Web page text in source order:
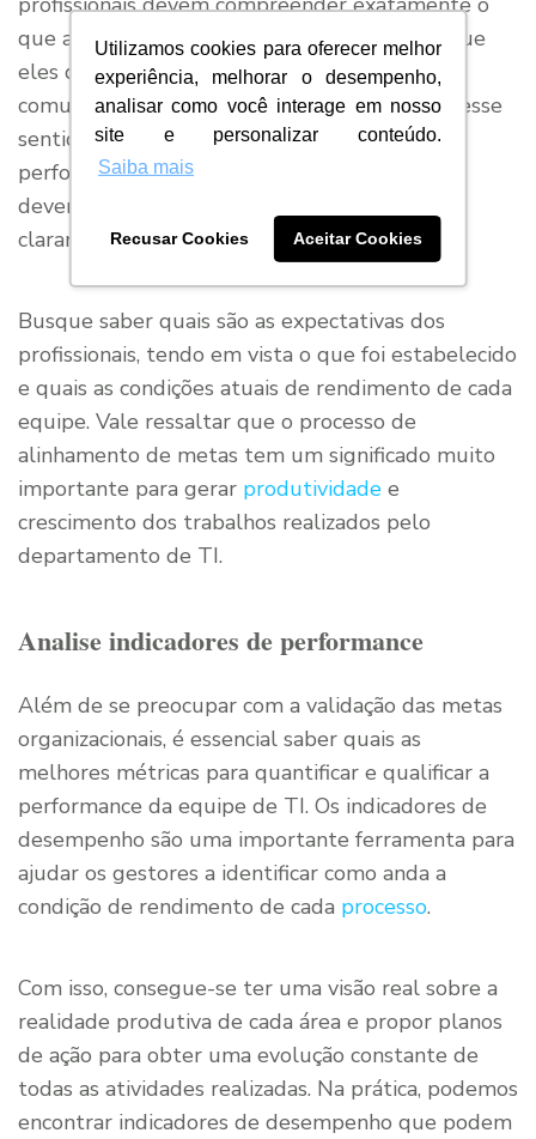
Utilizamos cookies para oferecer melhor
experiência, melhorar o desempenho,
analisar como você interage em nosso
site e personalizar conteúdo.
Saiba mais
Recusar Cookies Aceitar Cookies
que a instituição espera deles, bem como o que
eles devem esperar dela. Tudo precisa ser
comunicado de forma clara e transparente. Nesse
sentido, para pôr em prática agestãode
performance do setor de TI, os colaboradores
devem ter os planos, metas e objetivos
claramente alinhados com seus superiores.
Busque saber quais são as expectativas dos
profissionais, tendo em vista o que foi estabelecido
e quais as condições atuais de rendimento de cada
equipe. Vale ressaltar que o processo de
alinhamento de metas tem um significado muito
importante para gerar produtividade e
crescimento dos trabalhos realizados pelo
departamento de TI.
Analise indicadores de performance
Além de se preocupar com a validação das metas
organizacionais, é essencial saber quais as
melhores métricas para quantificar e qualificar a
performance da equipe de TI. Os indicadores de
desempenho são uma importante ferramenta para
ajudar os gestores a identificar como anda a
condição de rendimento de cada processo.
Com isso, consegue-se ter uma visão real sobre a
realidade produtiva de cada área e propor planos
de ação para obter uma evolução constante de
todas as atividades realizadas. Na prática, podemos
encontrar indicadores de desempenho que podem